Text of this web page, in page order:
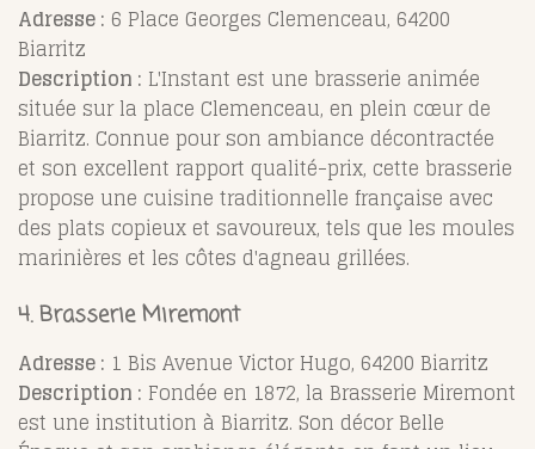
Adresse : 6 Place Georges Clemenceau, 64200
Biarritz
Description : L'Instant est une brasserie animée
située sur la place Clemenceau, en plein cœur de
Biarritz. Connue pour son ambiance décontractée
et son excellent rapport qualité-prix, cette brasserie
propose une cuisine traditionnelle française avec
des plats copieux et savoureux, tels que les moules
marinières et les côtes d'agneau grillées.
4. Brasserie Miremont
Adresse : 1 Bis Avenue Victor Hugo, 64200 Biarritz
Description : Fondée en 1872, la Brasserie Miremont
est une institution à Biarritz. Son décor Belle